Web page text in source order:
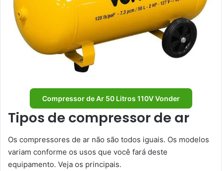
Compressor de Ar 50 Litros 110V Vonder
Tipos de compressor de ar
Os compressores de ar não são todos iguais. Os modelos
variam conforme os usos que você fará deste
equipamento. Veja os principais.